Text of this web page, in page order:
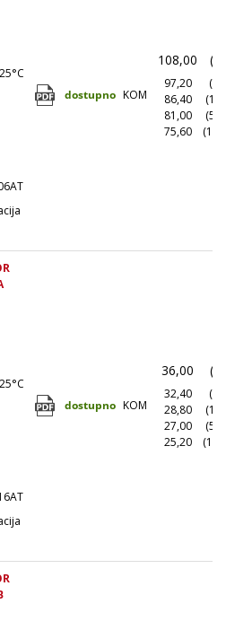
dostupno KOM
108,00
97,20
86,40
81,00
75,60
dostupno KOM
36,00
32,40
28,80
27,00
25,20